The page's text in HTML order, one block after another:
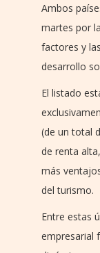
Ambos
martes por
factores y
desarrollo
El listado
(de un total
de renta
más
del turismo.
Entre estas
empresarial